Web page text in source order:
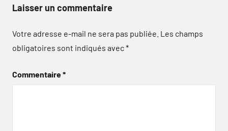
Laisser un commentaire
Votre adresse e-mail ne sera pas publiée. Les champs
obligatoires sont indiqués avec*
Commentaire*